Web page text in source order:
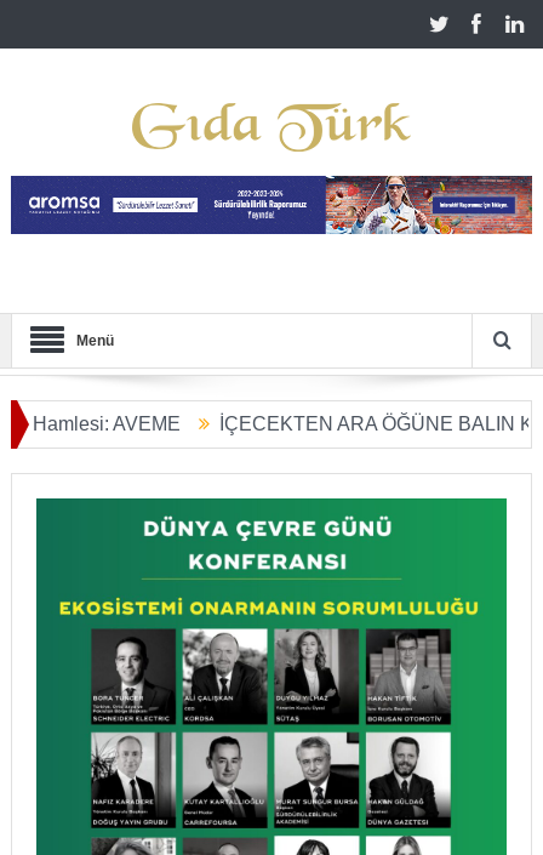
Menü
AVEME İÇECEKTEN ARA ÖĞÜNE BALIN
Başladı